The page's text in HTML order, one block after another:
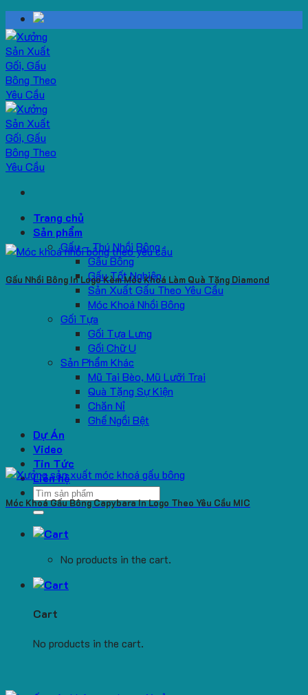
Skip
to
content
Trang chủ
Sản phẩm
Gấu – Thú Nhồi Bông
Gấu Bông
Gấu Tốt Nghiệp
Sản Xuất Gấu Theo Yêu Cầu
Móc Khoá Nhồi Bông
Gối Tựa
Gối Tựa Lưng
Gối Chữ U
Sản Phẩm Khác
Mũ Tai Bèo, Mũ Lưỡi Trai
Quà Tặng Sự Kiện
Chăn Nỉ
Ghế Ngồi Bệt
Dự Án
Video
Tin Tức
Liên hệ
Search
for:
No products in the cart.
Cart
No products in the cart.
Gấu Nhồi Bông In Logo Kèm Móc Khoá Làm Quà Tặng Diamond
Móc Khoá Gấu Bông Capybara In Logo Theo Yêu Cầu MIC